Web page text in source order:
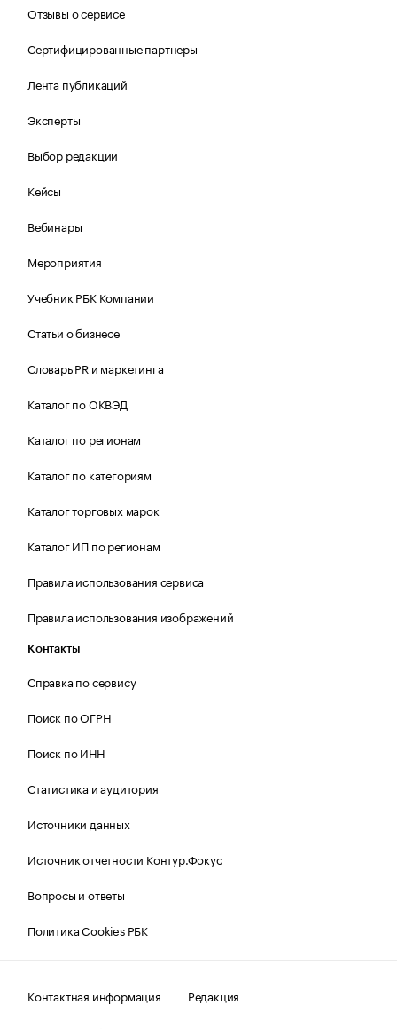
Отзывы о сервисе
Сертифицированные партнеры
Лента публикаций
Эксперты
Выбор редакции
Кейсы
Вебинары
Мероприятия
Учебник РБК Компании
Статьи о бизнесе
Словарь PR и маркетинга
Каталог по ОКВЭД
Каталог по регионам
Каталог по категориям
Каталог торговых марок
Каталог ИП по регионам
Правила использования сервиса
Правила использования изображений
Контакты
Справка по сервису
Поиск по ОГРН
Поиск по ИНН
Статистика и аудитория
Источники данных
Источник отчетности Контур.Фокус
Вопросы и ответы
Политика Cookies РБК
Контактная информация
Редакция